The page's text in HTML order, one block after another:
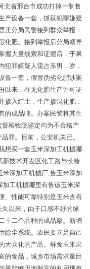
北省邢台市成功打掉一制售
产设备一套，抓获犯罪嫌疑
庄分局民警接到群众举报：
化肥。接到举报后分局领导
握大量线索和证据后，于果
犯罪嫌疑人雷占东男，岁，
备一套，假冒伪劣化肥涉案
以来，在无化肥生产许可证
掺入红土，生产掺混化肥，
的成品吨。办案民警将其生
检验院鉴定均为不合格产
罪。目前，公安机关已。
想买一套玉米深加工机械哪
新技术开发区化工路与长椿
深加工机械厂,售玉米深加
工机械哪里有售该玉米深
、性能可靠特别是玉米含有
以来，由于口感不好的缘
十二个品种的成品糁。新增
除尘系统。农民要立足自己
大众化的产品。鲜食玉米果
的食品，城乡市场需求量巨